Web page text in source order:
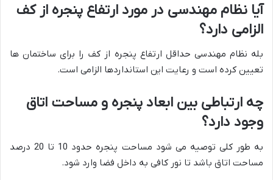
آیا نظام مهندسی در مورد ارتفاع پنجره از کف
الزامی دارد؟
بله نظام مهندسی حداقل ارتفاع پنجره از کف را برای ساختمان ها
تعیین کرده است و رعایت این استانداردها الزامی است.
چه ارتباطی بین ابعاد پنجره و مساحت اتاق
وجود دارد؟
به طور کلی توصیه می شود مساحت پنجره حدود 10 تا 20 درصد
مساحت اتاق باشد تا نور کافی به داخل فضا وارد شود.